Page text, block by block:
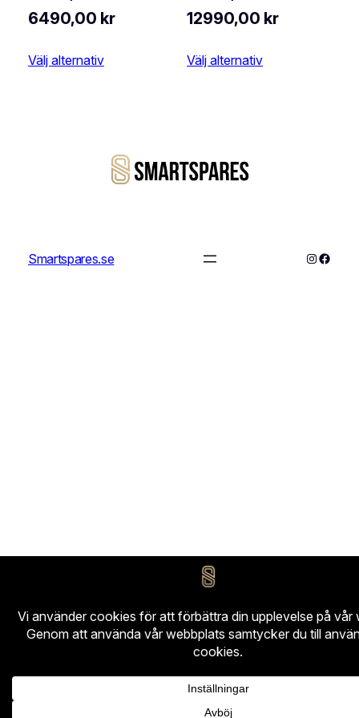
Det
priset
6490,00 krDet
Välj alternativ
12990,00 kr
Välj alternativ
Smartspares.se